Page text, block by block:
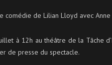
comédie de Lilian Lloyd avec
à 12h au théâtre de la Tâche
de presse du spectacle.